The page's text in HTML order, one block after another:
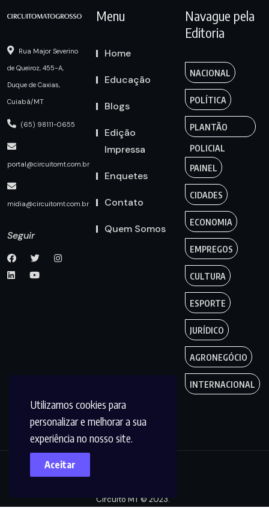
Utilizamos cookies para
personalizar e melhorar a sua
experiência no nosso site.
Aceitar
Rua Major Severino
de Queiroz, 455-A,
Duque de Caxias,
Cuiabá/MT
(65) 98111-0655
portal@circuitomt.com.br
midia@circuitomt.com.br
Seguir
Menu
Home
Educação
Blogs
Edição
Impressa
Enquetes
Contato
Quem Somos
Navague pela
Editoria
NACIONAL
POLÍTICA
PLANTÃO
POLICIAL
PAINEL
CIDADES
ECONOMIA
EMPREGOS
CULTURA
ESPORTE
JURÍDICO
AGRONEGÓCIO
INTERNACIONAL
Circuito MT © 2023.